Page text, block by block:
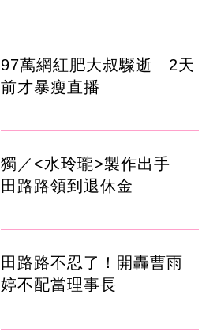
97萬網紅肥大叔驟逝 2天
前才暴瘦直播
獨／<水玲瓏>製作出手
田路路領到退休金
田路路不忍了！開轟曹雨
婷不配當理事長